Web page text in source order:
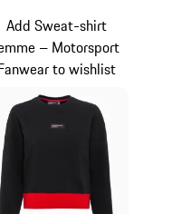
Add Sweat-shirt
– Motorsport
to wishlist